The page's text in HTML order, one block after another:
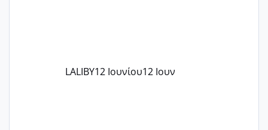
LALIBY12 Ιουνίου12 Ιουν